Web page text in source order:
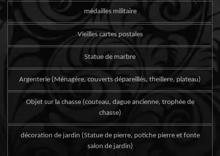
médailles militaire
Vieilles cartes postales
Statue de marbre
Argenterie (Ménagère, couverts dépareillés, theillere, plateau)
Objet sur la chasse (couteau, dague ancienne, trophée de
chasse)
décoration de jardin (Statue de pierre, potiche pierre et fonte
salon de jardin)